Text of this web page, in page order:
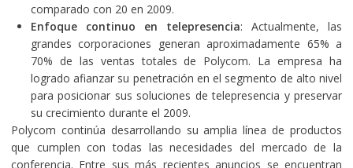
comparado con 20 en 2009.
Enfoque continuo en telepresencia: Actualmente, las
grandes corporaciones generan aproximadamente 65% a
70% de las ventas totales de Polycom. La empresa ha
logrado afianzar su penetración en el segmento de alto nivel
para posicionar sus soluciones de telepresencia y preservar
su crecimiento durante el 2009.
Polycom continúa desarrollando su amplia línea de productos
que cumplen con todas las necesidades del mercado de la
conferencia. Entre sus más recientes anuncios se encuentran